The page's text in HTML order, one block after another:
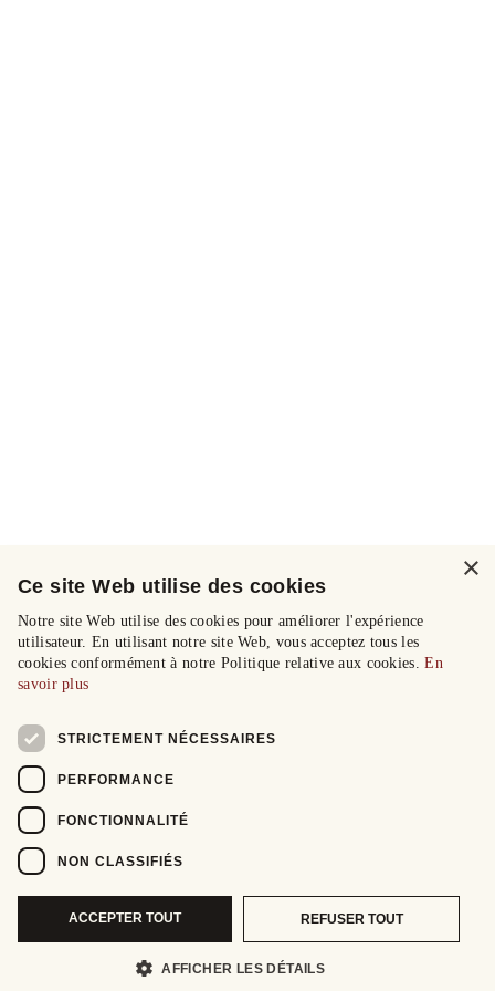
×
Ce site Web utilise des cookies
Notre site Web utilise des cookies pour améliorer l'expérience
utilisateur. En utilisant notre site Web, vous acceptez tous les
cookies conformément à notre Politique relative aux cookies.En
savoir plus
STRICTEMENT NÉCESSAIRES
PERFORMANCE
FONCTIONNALITÉ
NON CLASSIFIÉS
ACCEPTER TOUT REFUSER TOUT
AFFICHER LES DÉTAILS